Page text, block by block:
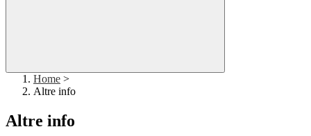
Home >
Altre info
Altre info